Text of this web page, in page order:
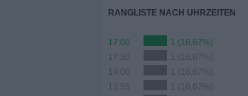
RANGLISTE NACH UHRZEITEN
17:00
1 (16,67%)
17:30
1 (16,67%)
1 (16,67%)
13:55
1 (16,67%)